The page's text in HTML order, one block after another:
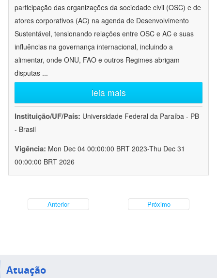
participação das organizações da sociedade civil (OSC) e de
atores corporativos (AC) na agenda de Desenvolvimento
Sustentável, tensionando relações entre OSC e AC e suas
influências na governança internacional, incluindo a
alimentar, onde ONU, FAO e outros Regimes abrigam
disputas ...
leia mais
Instituição/UF/País: Universidade Federal da Paraíba - PB
- Brasil
Vigência: Mon Dec 04 00:00:00 BRT 2023-Thu Dec 31
00:00:00 BRT 2026
Anterior Próximo
Atuação